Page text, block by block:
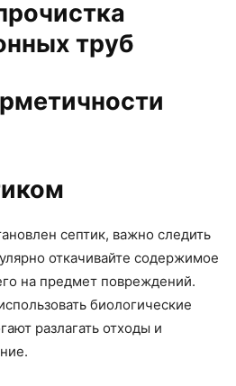
труб
септик, важно следить
откачивайте содержимое
на предмет повреждений.
биологические
разлагать отходы и